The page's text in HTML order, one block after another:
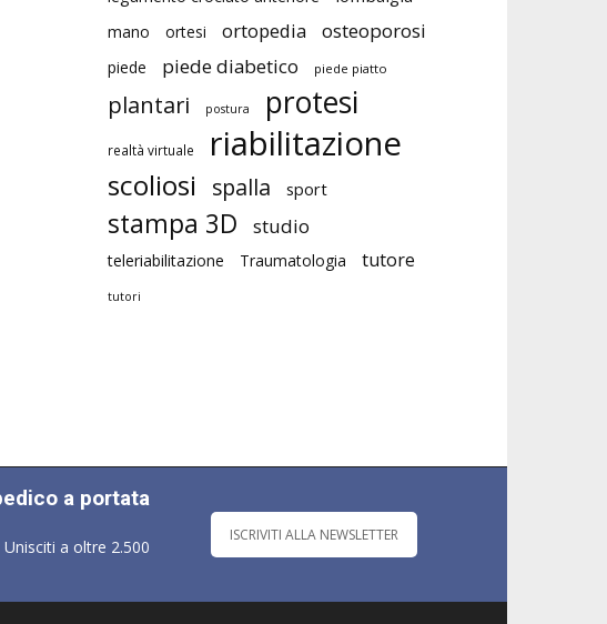
mano ortesi ortopedia osteoporosi
piede piede diabetico piede piatto
plantari postura protesi
realtà virtuale riabilitazione
scoliosi spalla sport
stampa 3D studio
teleriabilitazione Traumatologia tutore
tutori
a portata
a oltre 2.500
ISCRIVITI ALLA NEWSLETTER